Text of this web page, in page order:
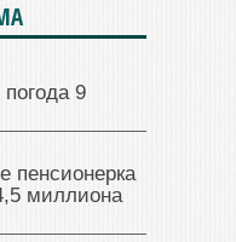
9
пенсионерка
миллиона